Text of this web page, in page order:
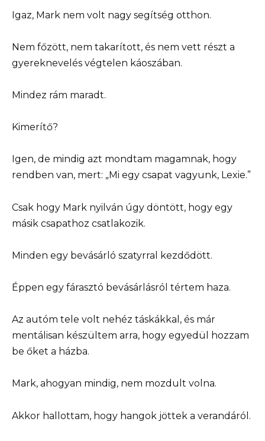
Igaz, Mark nem volt nagy segítség otthon.
Nem főzött, nem takarított, és nem vett részt a
gyereknevelés végtelen káoszában.
Mindez rám maradt.
Kimerítő?
Igen, de mindig azt mondtam magamnak, hogy
rendben van, mert: „Mi egy csapat vagyunk, Lexie.”
Csak hogy Mark nyilván úgy döntött, hogy egy
másik csapathoz csatlakozik.
Minden egy bevásárló szatyrral kezdődött.
Éppen egy fárasztó bevásárlásról tértem haza.
Az autóm tele volt nehéz táskákkal, és már
mentálisan készültem arra, hogy egyedül hozzam
be őket a házba.
Mark, ahogyan mindig, nem mozdult volna.
Akkor hallottam, hogy hangok jöttek a verandáról.